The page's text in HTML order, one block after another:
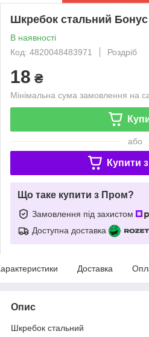
Шкребок стальний
В наявності
Код: 4820048483971
Роздріб
18 ₴
Мінімальна сума замовлення на
або
Купити з
Що таке купити з Пром?
Замовлення під захистом
Доступна доставка
Доставка
Опис
Шкребок стальний